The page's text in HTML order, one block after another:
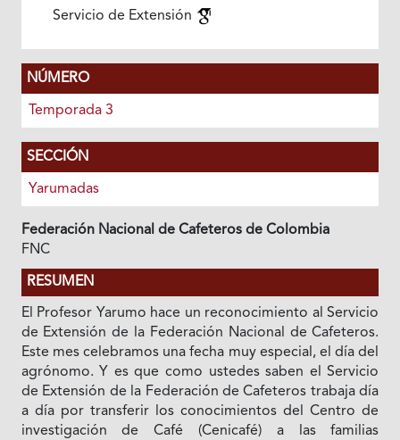
Servicio de Extensión
NÚMERO
Temporada 3
SECCIÓN
Yarumadas
Federación Nacional de Cafeteros de Colombia
FNC
RESUMEN
El Profesor Yarumo hace un reconocimiento al Servicio
de Extensión de la Federación Nacional de Cafeteros.
Este mes celebramos una fecha muy especial, el día del
agrónomo. Y es que como ustedes saben el Servicio
de Extensión de la Federación de Cafeteros trabaja día
a día por transferir los conocimientos del Centro de
investigación de Café (Cenicafé) a las familias